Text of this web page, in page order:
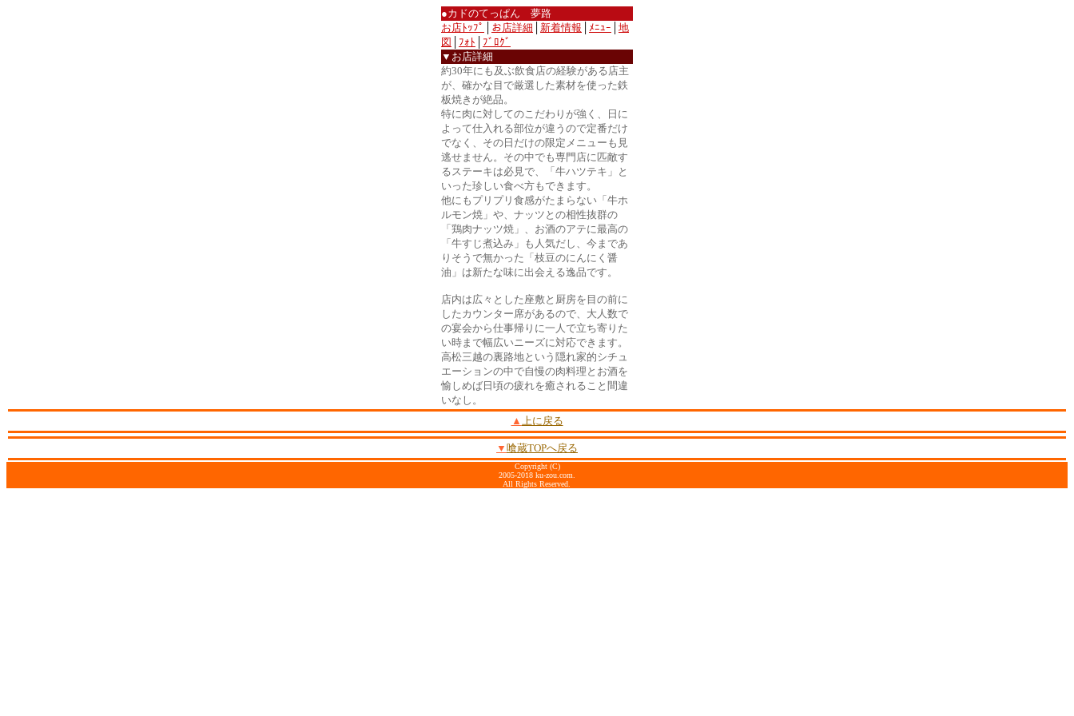
●カドのてっぱん 夢路
お店ﾄｯﾌﾟ
お店詳細 新着情報 ﾒﾆｭｰ
地
図
ﾌｫﾄ
ﾌﾞﾛｸﾞ
▼お店詳細
約30年にも及ぶ飲食店の経験がある店主
が、確かな目で厳選した素材を使った鉄
板焼きが絶品。
特に肉に対してのこだわりが強く、日に
よって仕入れる部位が違うので定番だけ
でなく、その日だけの限定メニューも見
逃せません。その中でも専門店に匹敵す
るステーキは必見で、「牛ハツテキ」と
いった珍しい食べ方もできます。
他にもプリプリ食感がたまらない「牛ホ
ルモン焼」や、ナッツとの相性抜群の
「鶏肉ナッツ焼」、お酒のアテに最高の
「牛すじ煮込み」も人気だし、今まであ
りそうで無かった「枝豆のにんにく醤
油」は新たな味に出会える逸品です。
店内は広々とした座敷と厨房を目の前に
したカウンター席があるので、大人数で
の宴会から仕事帰りに一人で立ち寄りた
い時まで幅広いニーズに対応できます。
高松三越の裏路地という隠れ家的シチュ
エーションの中で自慢の肉料理とお酒を
愉しめば日頃の疲れを癒されること間違
いなし。
▲ 上に戻る
▼ 喰蔵TOPへ戻る
Copyright (C)
2005-2018 ku-zou.com.
All Rights Reserved.